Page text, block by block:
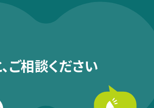
ご相談ください